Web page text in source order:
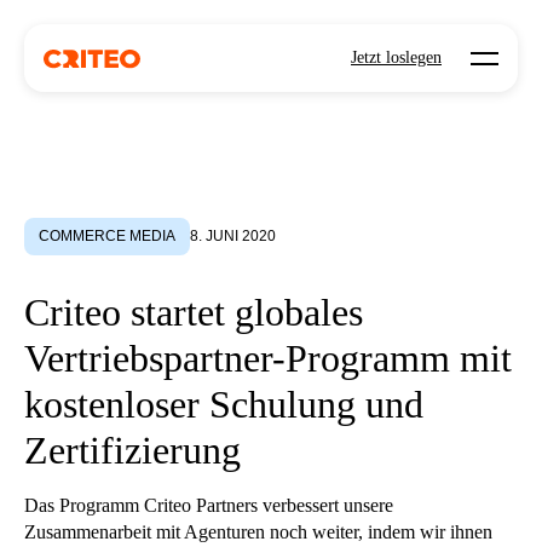
Jetzt loslegen Open
COMMERCE MEDIA 8. JUNI 2020
Criteo startet globales
Vertriebspartner-Programm mit
kostenloser Schulung und
Zertifizierung
Das Programm Criteo Partners verbessert unsere
Zusammenarbeit mit Agenturen noch weiter, indem wir ihnen